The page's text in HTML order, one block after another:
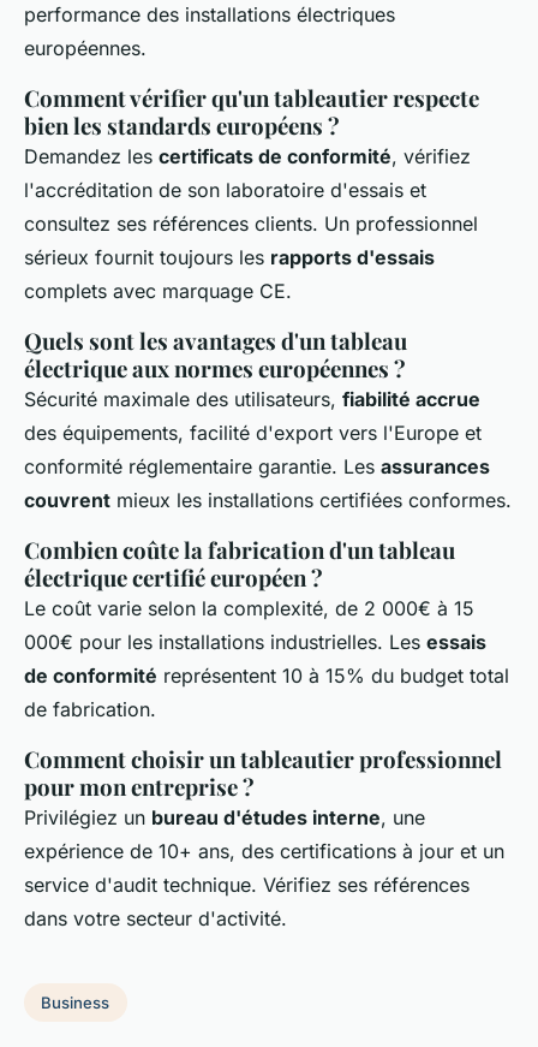
performance des installations électriques
européennes.
Comment vérifier qu'un tableautier respecte
bien les standards européens ?
Demandez les certificats de conformité, vérifiez
l'accréditation de son laboratoire d'essais et
consultez ses références clients. Un professionnel
sérieux fournit toujours les rapports d'essais
complets avec marquage CE.
Quels sont les avantages d'un tableau
électrique aux normes européennes ?
Sécurité maximale des utilisateurs, fiabilité accrue
des équipements, facilité d'export vers l'Europe et
conformité réglementaire garantie. Les assurances
couvrent mieux les installations certifiées conformes.
Combien coûte la fabrication d'un tableau
électrique certifié européen ?
Le coût varie selon la complexité, de 2 000€ à 15
000€ pour les installations industrielles. Les essais
de conformité représentent 10 à 15% du budget total
de fabrication.
Comment choisir un tableautier professionnel
pour mon entreprise ?
Privilégiez un bureau d'études interne, une
expérience de 10+ ans, des certifications à jour et un
service d'audit technique. Vérifiez ses références
dans votre secteur d'activité.
Business